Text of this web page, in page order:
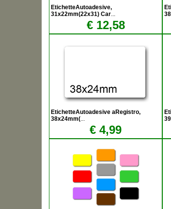
EtichetteAutoadesive,
31x22mm(22x31) Car...
€ 12,58
EtichetteAutoadesive aRegistro,
38x24mm(...
€ 4,99